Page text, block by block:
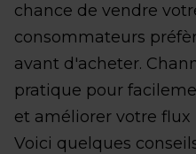
chance de vendre
consommateurs
avant d'acheter.
pratique pour
et améliorer votre flux
Voici quelques